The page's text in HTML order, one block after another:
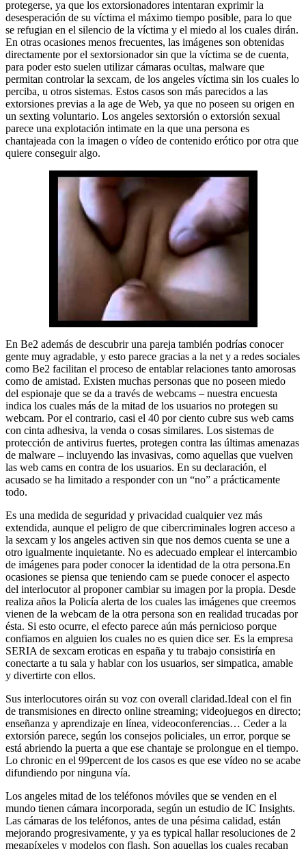
protegerse, ya que los extorsionadores intentaran exprimir la
desesperación de su víctima el máximo tiempo posible, para lo que
se refugian en el silencio de la víctima y el miedo al los cuales dirán.
En otras ocasiones menos frecuentes, las imágenes son obtenidas
directamente por el sextorsionador sin que la víctima se de cuenta,
para poder esto suelen utilizar cámaras ocultas, malware que
permitan controlar la sexcam, de los angeles víctima sin los cuales lo
perciba, u otros sistemas. Estos casos son más parecidos a las
extorsiones previas a la age de Web, ya que no poseen su origen en
un sexting voluntario. Los angeles sextorsión o extorsión sexual
parece una explotación intimate en la que una persona es
chantajeada con la imagen o vídeo de contenido erótico por otra que
quiere conseguir algo.
En Be2 además de descubrir una pareja también podrías conocer
gente muy agradable, y esto parece gracias a la net y a redes sociales
como Be2 facilitan el proceso de entablar relaciones tanto amorosas
como de amistad. Existen muchas personas que no poseen miedo
del espionaje que se da a través de webcams – nuestra encuesta
indica los cuales más de la mitad de los usuarios no protegen su
webcam. Por el contrario, casi el 40 por ciento cubre sus web cams
con cinta adhesiva, la venda o cosas similares. Los sistemas de
protección de antivirus fuertes, protegen contra las últimas amenazas
de malware – incluyendo las invasivas, como aquellas que vuelven
las web cams en contra de los usuarios. En su declaración, el
acusado se ha limitado a responder con un “no” a prácticamente
todo.
Es una medida de seguridad y privacidad cualquier vez más
extendida, aunque el peligro de que cibercriminales logren acceso a
la sexcam y los angeles activen sin que nos demos cuenta se une a
otro igualmente inquietante. No es adecuado emplear el intercambio
de imágenes para poder conocer la identidad de la otra persona.En
ocasiones se piensa que teniendo cam se puede conocer el aspecto
del interlocutor al proponer cambiar su imagen por la propia. Desde
realiza años la Policía alerta de los cuales las imágenes que creemos
vienen de la webcam de la otra persona son en realidad trucadas por
ésta. Si esto ocurre, el efecto parece aún más pernicioso porque
confiamos en alguien los cuales no es quien dice ser. Es la empresa
SERIA de sexcam eroticas en españa y tu trabajo consistiría en
conectarte a tu sala y hablar con los usuarios, ser simpatica, amable
y divertirte con ellos.
Sus interlocutores oirán su voz con overall claridad.Ideal con el fin
de transmisiones en directo online streaming; videojuegos en directo;
enseñanza y aprendizaje en línea, videoconferencias… Ceder a la
extorsión parece, según los consejos policiales, un error, porque se
está abriendo la puerta a que ese chantaje se prolongue en el tiempo.
Lo chronic en el 99percent de los casos es que ese vídeo no se acabe
difundiendo por ninguna vía.
Los angeles mitad de los teléfonos móviles que se venden en el
mundo tienen cámara incorporada, según un estudio de IC Insights.
Las cámaras de los teléfonos, antes de una pésima calidad, están
mejorando progresivamente, y ya es typical hallar resoluciones de 2
megapíxeles y modelos con flash. Son aquellas los cuales recaban